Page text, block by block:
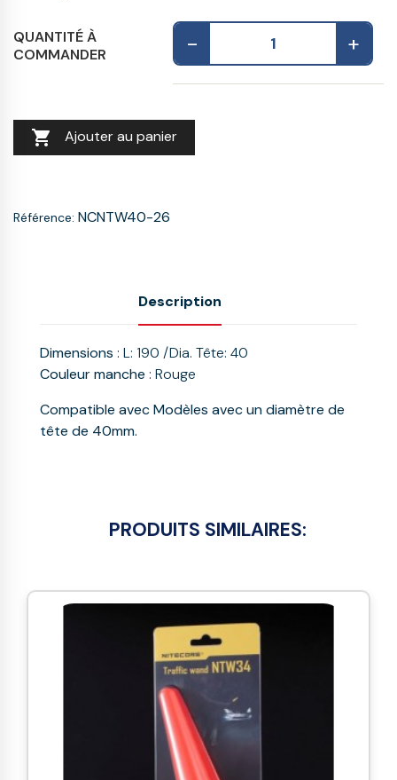
QUANTITÉ À
COMMANDER
- +
 Ajouter au panier
Référence: NCNTW40-26
Description
Dimensions : L: 190 /Dia. Tête: 40
Couleur manche : Rouge
Compatible avec Modèles avec un diamètre de
tête de 40mm.
PRODUITS SIMILAIRES: